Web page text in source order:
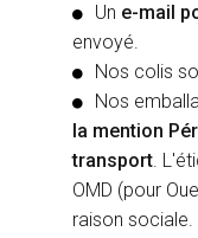
Un e-mail
envoyé.
Nos colis
Nos
la mention
transport.
OMD (pour
raison sociale.